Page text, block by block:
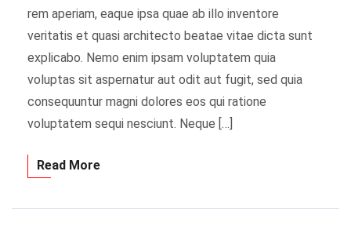
rem aperiam, eaque ipsa quae ab illo inventore
veritatis et quasi architecto beatae vitae dicta sunt
explicabo. Nemo enim ipsam voluptatem quia
voluptas sit aspernatur aut odit aut fugit, sed quia
consequuntur magni dolores eos qui ratione
voluptatem sequi nesciunt. Neque […]
Read More